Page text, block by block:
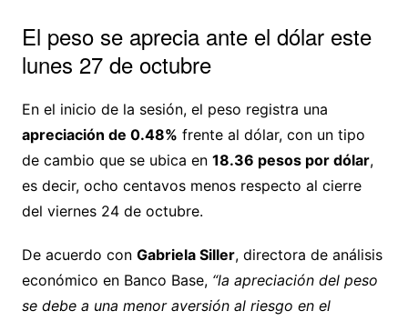
El peso se aprecia ante el dólar este
lunes 27 de octubre
En el inicio de la sesión, el peso registra una
apreciación de 0.48% frente al dólar, con un tipo
de cambio que se ubica en 18.36 pesos por dólar,
es decir, ocho centavos menos respecto al cierre
del viernes 24 de octubre.
De acuerdo con Gabriela Siller, directora de análisis
económico en Banco Base, “la apreciación del peso
se debe a una menor aversión al riesgo en el